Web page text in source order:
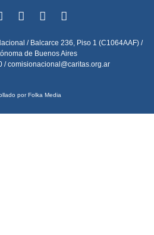
/ Balcarce 236, Piso 1 (C1064AAF) /
de Buenos Aires
/comisionacional@caritas.org.ar
por Folka Media